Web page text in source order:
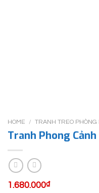
HOME / TRANH TREO PHÒNG
Tranh Phong Cảnh
1.680.000₫